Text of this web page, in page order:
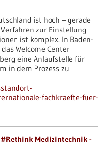
ist hoch – gerade
zur Einstellung
ist komplex. In Baden-
Welcome Center
eine Anlaufstelle für
in dem Prozess zu
fachkraefte-fuer-
Medizintechnik -